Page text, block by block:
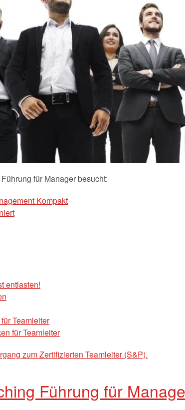
für Manager besucht:
Kompakt
entlasten!
Teamleiter
für Teamleiter
zum Zertifizierten Teamleiter (S&P).
Führung für